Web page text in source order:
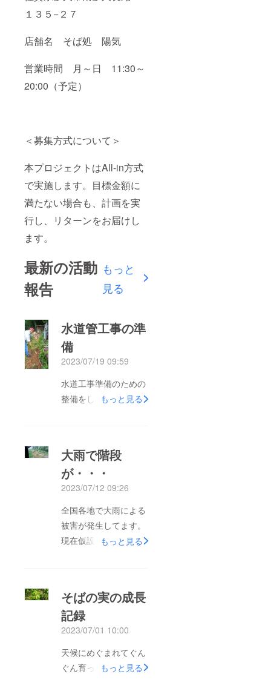
１３５−２７
店舗名 そば処 陽気
営業時間 月～日 11:30～
20:00（予定）
＜募集方式について＞
本プロジェクトはAll-in方式
で実施します。目標金額に
満たない場合も、計画を実
行し、リターンをお届けし
ます。
最新の活動
報告
もっと
見る
水道管工事の準
備
2023/07/19 09:59
水道工事準備のための
整備をしてますもっと見る
大雨で階段
が・・・
2023/07/12 09:26
全国各地で大雨による
被害が発生してます。
現在仮設の階段が大雨
す・・
もっと見る
そばの実の成長
記録
2023/07/01 10:00
天候にめぐまれてぐん
ぐん育っています。
もっと見る